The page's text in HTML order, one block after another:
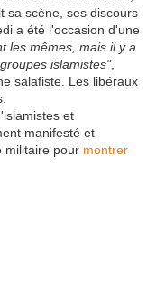
sa scène, ses discours
a été l'occasion d'une
les mêmes, mais il y a
islamistes",
salafiste. Les libéraux
et
manifesté et
militaire pour montrer